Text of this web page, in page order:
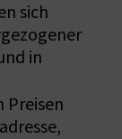
sich
in
Preisen